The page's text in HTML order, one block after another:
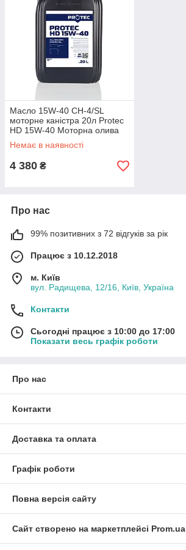
Масло 15W-40 CH-4/SL
моторне каністра 20л Protec
HD 15W-40 Моторна олива
15W40 CH4/SL масло 15в40
сн4
Немає в наявності
4 380 ₴
Про нас
99% позитивних з 72 відгуків за рік
Працює з 10.12.2018
м. Київ
вул. Радищева, 12/16, Київ, Україна
Контакти
Сьогодні працює з 10:00 до 17:00
Показати весь графік роботи
Про нас
Контакти
Доставка та оплата
Графік роботи
Повна версія сайту
Сайт створено на маркетплейсі Prom.ua